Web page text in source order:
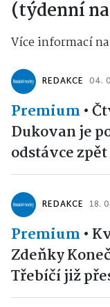
(týdenní
Více informací
REDAKCE 04.
Premium •
Dukovan je
odstávce
REDAKCE 18.
Premium •
Zdeňky
Třebíčí již